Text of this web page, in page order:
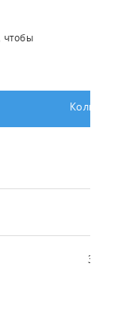
чтобы
3200